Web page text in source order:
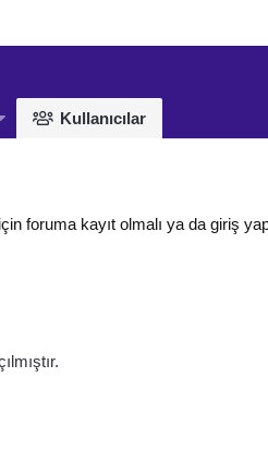
Kullanıcılar
foruma kayıt olmalı ya da giriş